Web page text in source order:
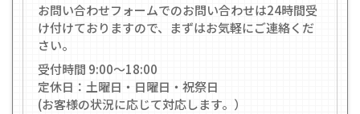
お問い合わせフォームでのお問い合わせは24時間受
け付けておりますので、まずはお気軽にご連絡くだ
さい。
受付時間 9:00〜18:00
定休日：土曜日・日曜日・祝祭日
(お客様の状況に応じて対応します。）